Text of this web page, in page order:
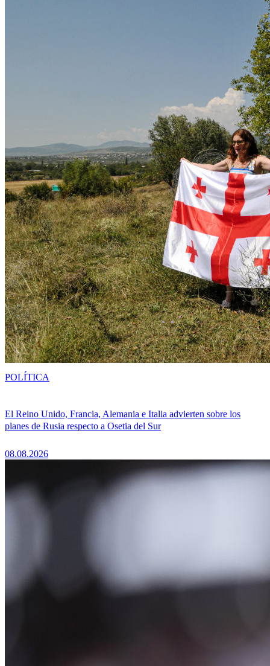
El Reino Unido, Francia, Alemania e Italia advierten sobre los
planes de Rusia respecto a Osetia del Sur
08.08.2026
POLÍTICA